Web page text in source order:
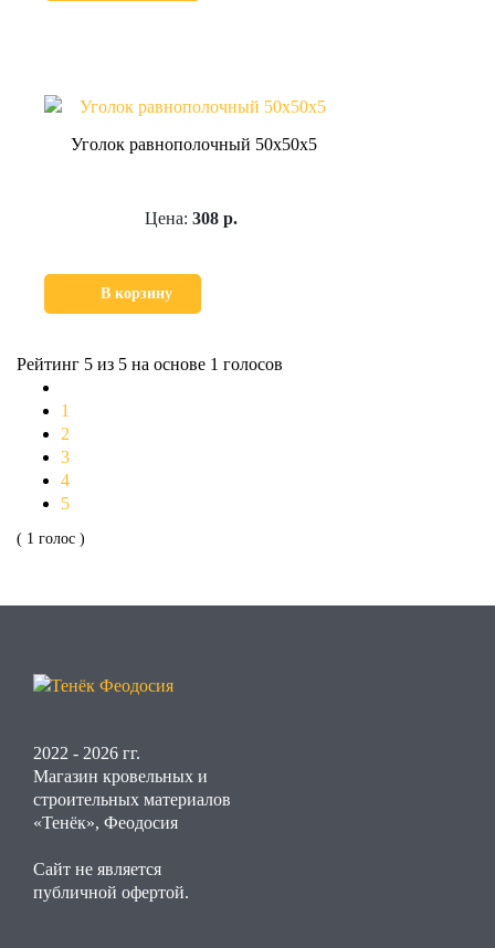
Уголок равнополочный 50х50х5
Цена: 308 р.
В корзину
Рейтинг 5 из 5 на основе 1 голосов
1
2
3
4
5
( 1 голос )
2022 - 2026 гг.
Магазин кровельных и
строительных материалов
«Тенёк», Феодосия
Сайт не является
публичной офертой.